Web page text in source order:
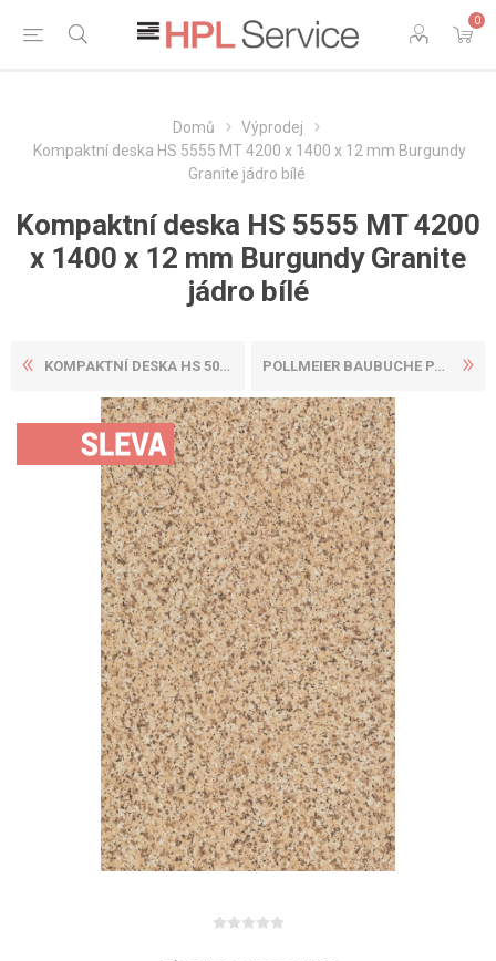
0
Domů
Výprodej
Kompaktní deska HS 5555 MT 4200 x 1400 x 12 mm Burgundy
Granite jádro bílé
Kompaktní deska HS 5555 MT 4200
x 1400 x 12 mm Burgundy Granite
jádro bílé
KOMPAKTNÍ DESKA HS 5099 ME ... POLLMEIER BAUBUCHE PANEL 36...